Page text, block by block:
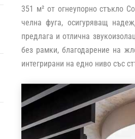
351 м² от огнеупорно стъкло
челна фуга, осигуряващ
предлага и отлична
без рамки, благодарение на
интегрирани на едно ниво със